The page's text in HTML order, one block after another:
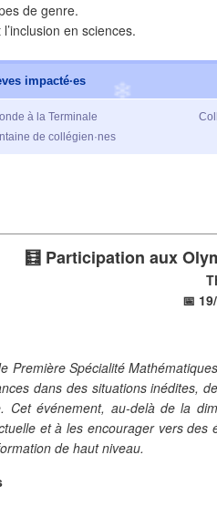
de genre.
en sciences.
impacté·es
à la Terminale
de collégien·nes
🧮 Participation aux
📅
Première Spécialité
dans des situations inédites,
Cet événement, au-delà de la
et à les encourager vers
de haut niveau.